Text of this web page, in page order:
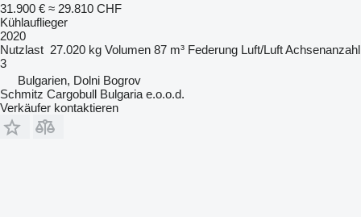
31.900 € ≈ 29.810 CHF
Kühlauflieger
2020
Nutzlast 27.020 kg Volumen 87 m³ Federung Luft/LuftAchsenanzahl
3
Bulgarien, Dolni Bogrov
Schmitz Cargobull Bulgaria e.o.o.d.
Verkäufer kontaktieren